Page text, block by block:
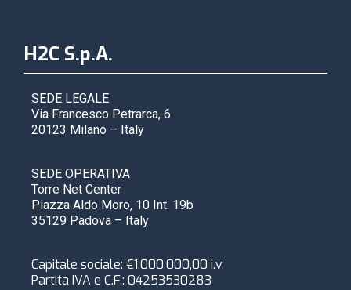
H2C S.p.A.
SEDE LEGALE
Via Francesco Petrarca, 6
20123 Milano – Italy
SEDE OPERATIVA
Torre Net Center
Piazza Aldo Moro, 10 Int. 19b
35129 Padova – Italy
Capitale sociale: €1.000.000,00 i.v.
Partita IVA e C.F.: 04253530283